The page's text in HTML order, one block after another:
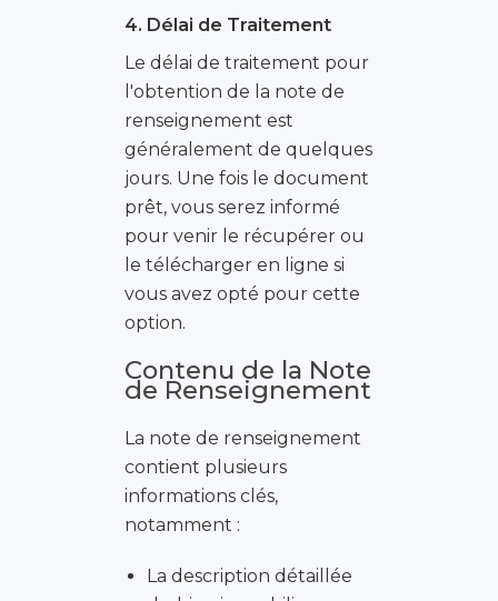
4. Délai de Traitement
Le délai de traitement pour
l'obtention de la note de
renseignement est
généralement de quelques
jours. Une fois le document
prêt, vous serez informé
pour venir le récupérer ou
le télécharger en ligne si
vous avez opté pour cette
option.
Contenu de la Note
de Renseignement
La note de renseignement
contient plusieurs
informations clés,
notamment :
La description détaillée